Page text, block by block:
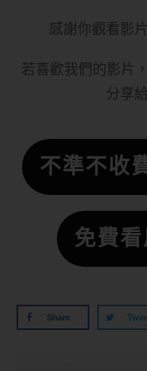
感謝你觀看影
若喜歡我們的影片
分享
不準不收
免費
Share